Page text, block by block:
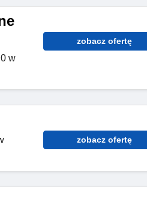
w
zobacz ofertę
zobacz ofertę